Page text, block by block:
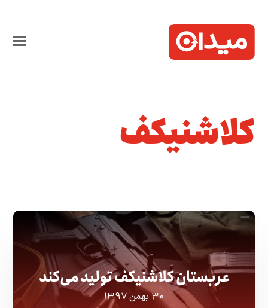
کلاشنیکف
عربستان کلاشنیکف تولید می‌کند
۳۰ بهمن ۱۳۹۷